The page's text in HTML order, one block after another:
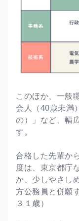
このほか、一般
会人（40歳未満
の）」など、幅
す。
合格した先輩か
度は、東京都庁
か、少しやさし
方公務員と併願
３１歳）